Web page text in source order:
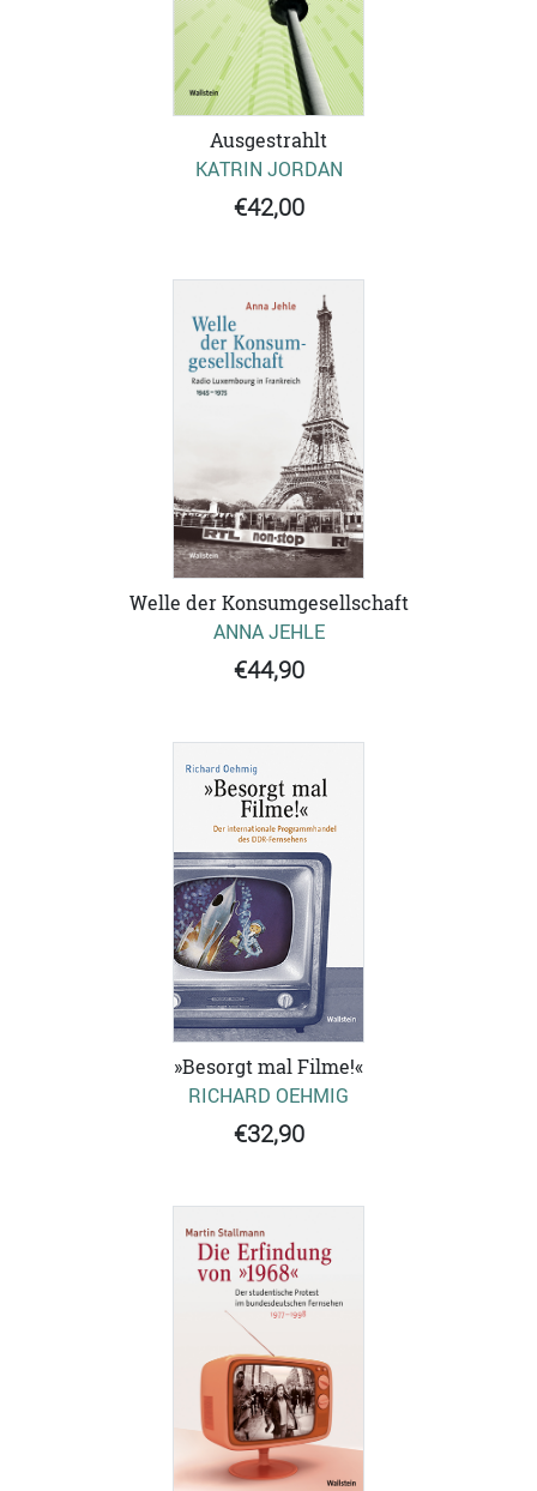
Ausgestrahlt
KATRIN JORDAN
€42,00
Welle der Konsumgesellschaft
ANNA JEHLE
€44,90
»Besorgt mal Filme!«
RICHARD OEHMIG
€32,90